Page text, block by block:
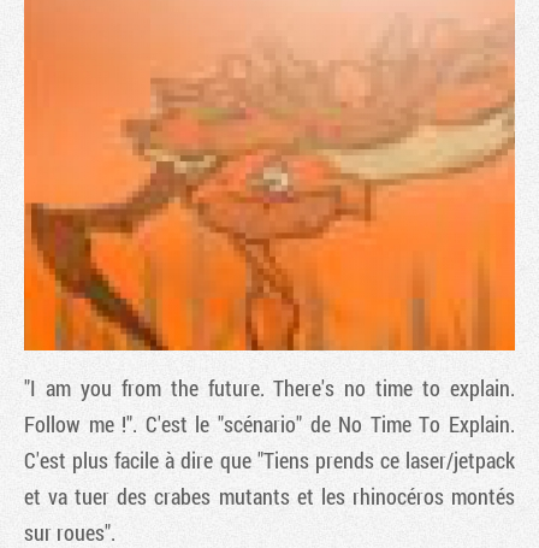
"I am you from the future. There's no time to explain.
Follow me !". C'est le "scénario" de No Time To Explain.
C'est plus facile à dire que "Tiens prends ce laser/jetpack
et va tuer des crabes mutants et les rhinocéros montés
sur roues".